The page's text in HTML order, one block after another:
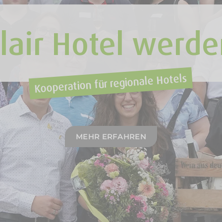
Hotel
Kooperation für regionale Hotels
MEHR ERFAHREN